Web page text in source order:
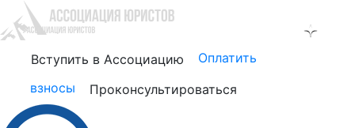
Вступить в Ассоциацию
Оплатить
взносы
Проконсультироваться